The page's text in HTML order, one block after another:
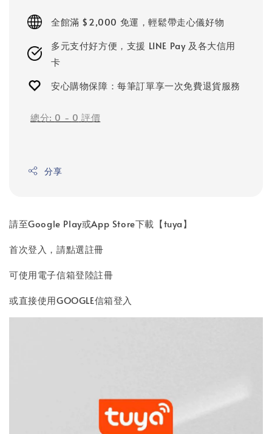
全館滿 $2,000 免運，輕鬆帶走心儀好物
多元支付好方便，支援 LINE Pay 及各大信用
卡
安心購物保障：每筆訂單享一次免費退貨服務
總分: 0 - 0 評價
分享
請至Google Play或App Store下載【tuya】
首次登入，請點選註冊
可使用電子信箱登陸註冊
或直接使用GOOGLE信箱登入